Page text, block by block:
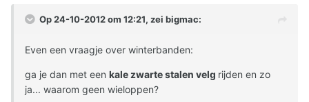
Op 24-10-2012 om 12:21, zei bigmac:
Even een vraagje over winterbanden:
ga je dan met een kale zwarte stalen velg rijden en zo
ja... waarom geen wieloppen?